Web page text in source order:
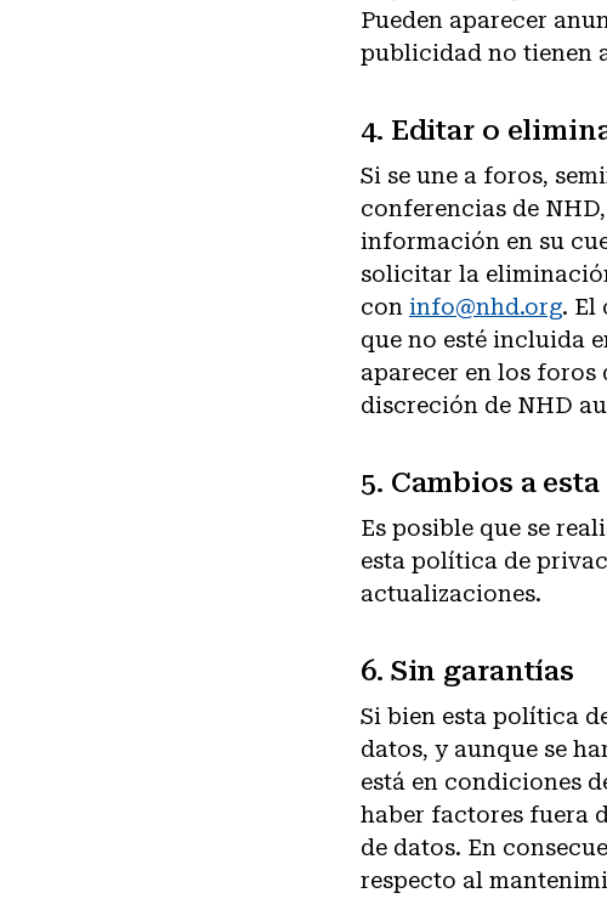
Pueden aparecer
publicidad no tienen
4. Editar o
Si se une a foros,
conferencias de
información en su
solicitar la
con info@nhd.org. El
que no esté incluida
aparecer en los foros
discreción de NHD
5. Cambios a
Es posible que se
esta política de
actualizaciones.
6. Sin garantías
Si bien esta política
datos, y aunque se
está en condiciones
haber factores fuera
de datos. En
respecto al